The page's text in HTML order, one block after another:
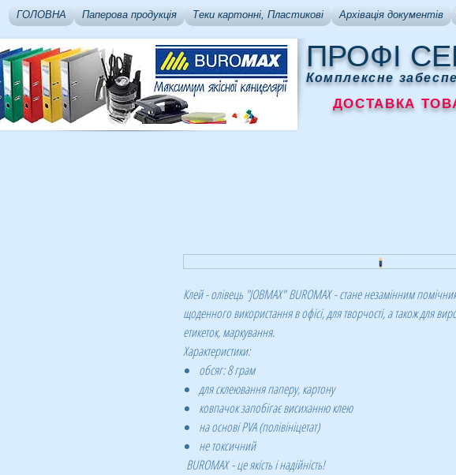
ГОЛОВНА Паперова продукція Теки картонні, Пластикові Архівація документів
ПРОФІ
Комплексне
ДОСТАВКА
Клей - олiвець "JOBMAX" BUROMAX - стане незамінним
щоденного використання в офісі, для творчості, а також для
етикеток, маркування.
Характеристики:
обсяг: 8 грам
для склеювання паперу, картону
ковпачок запобігає висиханню клею
на основі PVA (полівініцетат)
не токсичний
BUROMAX- це якість і надійність!